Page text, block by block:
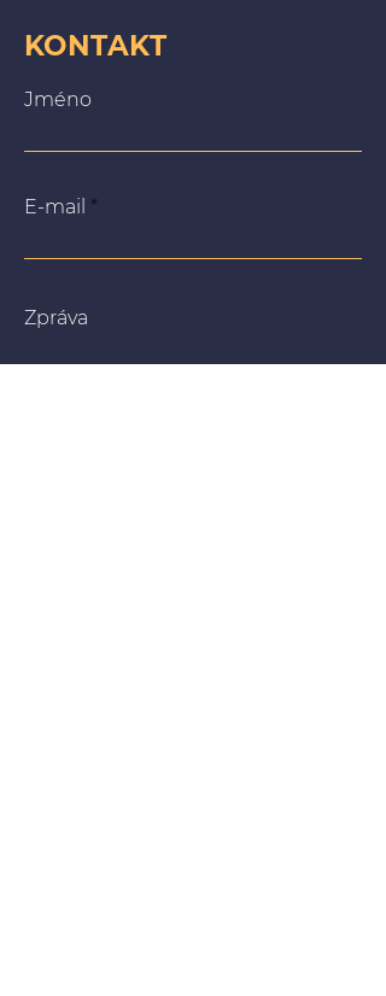
KONTAKT
Jméno
E-mail
Zpráva